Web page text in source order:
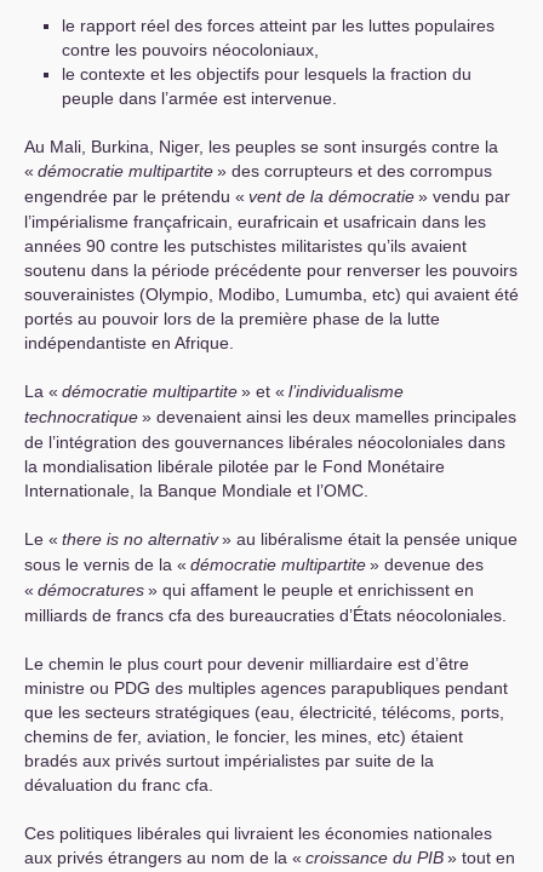
le rapport réel des forces atteint par les luttes populaires
contre les pouvoirs néocoloniaux,
le contexte et les objectifs pour lesquels la fraction du
peuple dans l’armée est intervenue.
Au Mali, Burkina, Niger, les peuples se sont insurgés contre la
« démocratie multipartite» des corrupteurs et des corrompus
engendrée par le prétendu « vent de la démocratie» vendu par
l’impérialisme françafricain, eurafricain et usafricain dans les
années 90 contre les putschistes militaristes qu’ils avaient
soutenu dans la période précédente pour renverser les pouvoirs
souverainistes (Olympio, Modibo, Lumumba, etc) qui avaient été
portés au pouvoir lors de la première phase de la lutte
indépendantiste en Afrique.
La « démocratie multipartite» et « l’individualisme
technocratique» devenaient ainsi les deux mamelles principales
de l’intégration des gouvernances libérales néocoloniales dans
la mondialisation libérale pilotée par le Fond Monétaire
Internationale, la Banque Mondiale et l’OMC
Le « there is no alternativ» au libéralisme était la pensée unique
sous le vernis de la « démocratie multipartite» devenue des
« démocratures» qui affament le peuple et enrichissent en
milliards de francs cfa des bureaucraties d’États néocoloniales.
Le chemin le plus court pour devenir milliardaire est d’être
ministre ou PDG des multiples agences parapubliques pendant
que les secteurs stratégiques (eau, électricité, télécoms, ports,
chemins de fer, aviation, le foncier, les mines, etc) étaient
bradés aux privés surtout impérialistes par suite de la
dévaluation du franc cfa.
Ces politiques libérales qui livraient les économies nationales
aux privés étrangers au nom de la « croissance du PIB» tout en